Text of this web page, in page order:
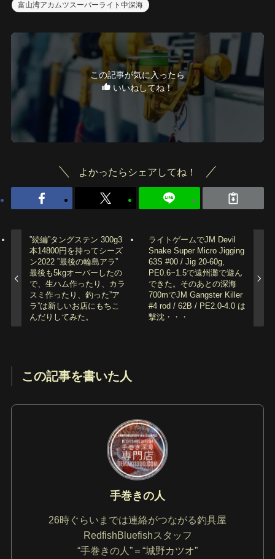
富山湾アカムツスーパーライト中深海
この記事が気に入ったら
いいねしてね！
よかったらシェアしてね！
”続編”タングステン 300g3
本14800円を持ってシーズ
ン2022 ”最後の輪島アラ”
最後も5kgオーバーしたの
で、生ハム作ったり、カラ
スミ作ったり、釣った”ア
ラ”は新しいお店にもちこ
んだりしてみた。
ライトゲームでJM Devil
Snake Super Micro Jigging
63S #00 / Jig 20-60g,
PE0.6~1.5で遠州灘で遊ん
できた。そのあとの深海
700mでJM Gangster Killer
#4 rod / 62B / PE2.0-4.0 は
撃沈・・・
この記事を書いた人
手巻きの人
26時ぐらいまでは連絡がつながる釣具屋
RedfishBluefishスタッフ
“手巻きの人”＝“城野カツオ”